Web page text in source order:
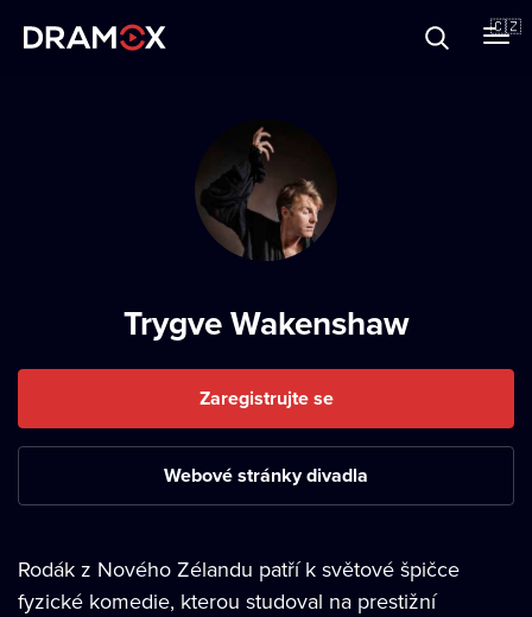
🇨🇿
Trygve Wakenshaw
Zaregistrujte se
Webové stránky divadla
Rodák z Nového Zélandu patří k světové špičce
fyzické komedie, kterou studoval na prestižní